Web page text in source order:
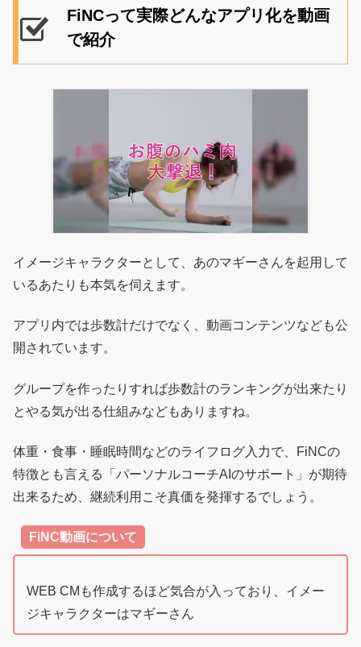
FiNCって実際どんなアプリ化を動画
で紹介
イメージキャラクターとして、あのマギーさんを起用して
いるあたりも本気を伺えます。
アプリ内では歩数計だけでなく、動画コンテンツなども公
開されています。
グループを作ったりすれば歩数計のランキングが出来たり
とやる気が出る仕組みなどもありますね。
体重・食事・睡眠時間などのライフログ入力で、FiNCの
特徴とも言える「パーソナルコーチAIのサポート」が期待
出来るため、継続利用こそ真価を発揮するでしょう。
FiNC動画について
WEB CMも作成するほど気合が入っており、イメー
ジキャラクターはマギーさん